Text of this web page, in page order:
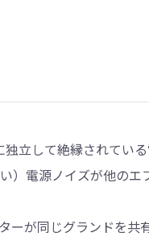
立して絶縁されてい
）電源ノイズが他のエ
ーが同じグランドを共